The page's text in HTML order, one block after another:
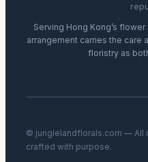
Serving Hong Kong’s
arrangement carries the care
floristry as
© junglelandflorals.com — All
crafted with purpose.